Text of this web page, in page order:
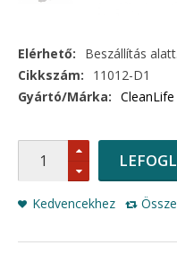
Elérhető:
Beszállítás
Cikkszám:
11012-D1
Gyártó/Márka: CleanLife
Kedvencekhez